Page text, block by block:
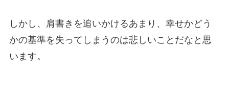
しかし、肩書きを追いかけるあまり、幸せかどう
かの基準を失ってしまうのは悲しいことだなと思
います。